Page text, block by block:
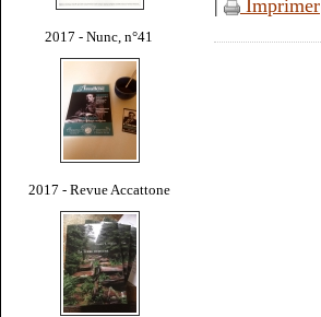
2017 - Nunc, n°41
2017 - Revue Accattone
Imprimer